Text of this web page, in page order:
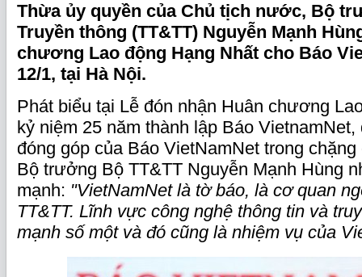
Thừa ủy quyền của Chủ tịch nước, Bộ
Truyền thông (TT&TT) Nguyễn Mạnh
chương Lao động Hạng Nhất cho Báo
12/1, tại Hà Nội.
Phát biểu tại Lễ đón nhận Huân chương
kỷ niệm 25 năm thành lập Báo
đóng góp của Báo VietNamNet trong
Bộ trưởng Bộ TT&TT Nguyễn Mạnh Hùng
mạnh: "VietNamNet là tờ báo, là cơ quan
TT&TT. Lĩnh vực công nghệ thông tin và
mạnh số một và đó cũng là nhiệm vụ của